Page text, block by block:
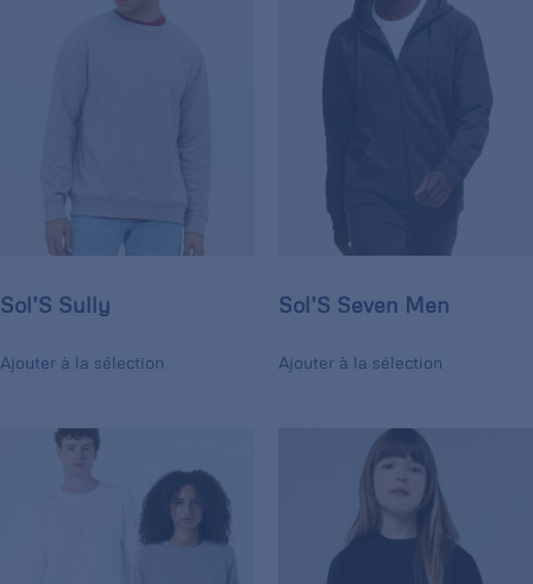
Sol’S Sully
Ajouter à la sélection
Sol’S Seven Men
Ajouter à la sélection